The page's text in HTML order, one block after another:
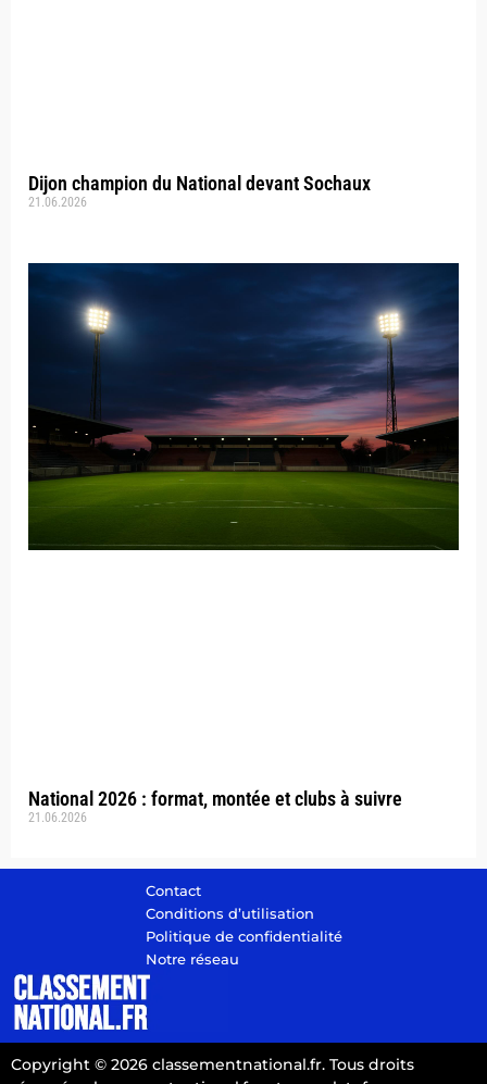
Dijon champion du National devant Sochaux
21.06.2026
National 2026 : format, montée et clubs à suivre
21.06.2026
Contact
Conditions d’utilisation
Politique de confidentialité
Notre réseau
Copyright © 2026 classementnational.fr. Tous droits